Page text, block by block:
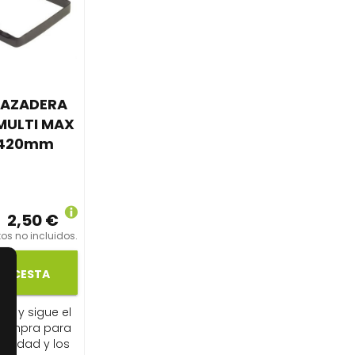
MAX
2,50 €
no incluidos.
CESTA
y sigue el
para
y los